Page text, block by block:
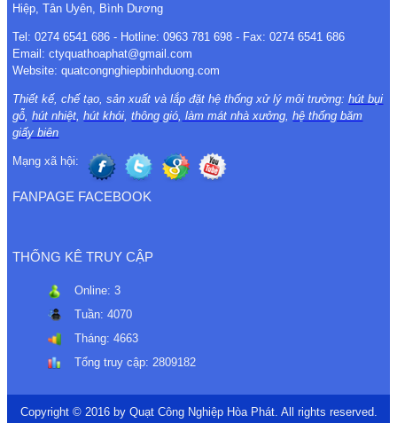
Hiệp, Tân Uyên, Bình Dương
Tel: 0274 6541 686 - Hotline: 0963 781 698 - Fax: 0274 6541 686
Email: ctyquathoaphat@gmail.com
Website: quatcongnghiepbinhduong.com
Thiết kế, chế tạo, sản xuất và lắp đặt hệ thống xử lý môi trường:hút bụi
gỗ ,hút nhiệt ,hút khói ,thông gió làm mát nhà xưởng ,hệ thống băm
giấy biên
Mạng xã hội:
FANPAGE FACEBOOK
THỐNG KÊ TRUY CẬP
Online:3
Tuần:4070
Tháng:4663
Tổng truy cập: 2809182
Copyright © 2016 by Quạt Công Nghiệp Hòa Phát. All rights reserved.